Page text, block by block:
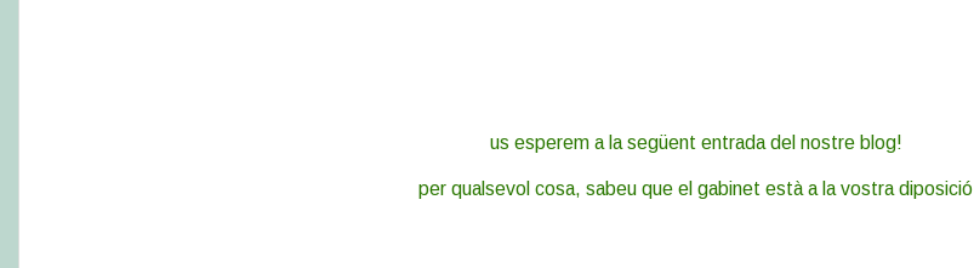
us esperem a la següent entrada del nostre blog!
per qualsevol cosa, sabeu que el gabinet està a la vostra diposició